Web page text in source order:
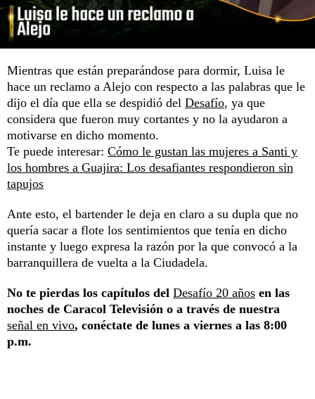
Mientras que están preparándose para dormir, Luisa le
hace un reclamo a Alejo con respecto a las palabras que le
dijo el día que ella se despidió del Desafío, ya que
considera que fueron muy cortantes y no la ayudaron a
motivarse en dicho momento.
Te puede interesar: Cómo le gustan las mujeres a Santi y
los hombres a Guajira: Los desafiantes respondieron sin
tapujos
Ante esto, el bartender le deja en claro a su dupla que no
quería sacar a flote los sentimientos que tenía en dicho
instante y luego expresa la razón por la que convocó a la
barranquillera de vuelta a la Ciudadela.
No te pierdas los capítulos del Desafío 20 años en las
noches de Caracol Televisión o a través de nuestra
señal en vivo, conéctate de lunes a viernes a las 8:00
p.m.